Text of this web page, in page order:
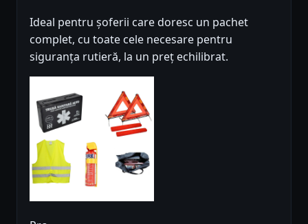
Ideal pentru șoferii care doresc un pachet
complet, cu toate cele necesare pentru
siguranța rutieră, la un preț echilibrat.